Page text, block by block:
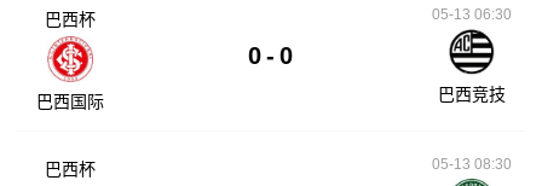
巴西杯
巴西国际
0 - 0
05-13 06:30
巴西竞技
巴西杯 05-13 08:30